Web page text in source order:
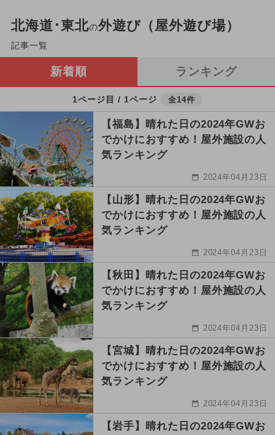
北海道･東北の外遊び（屋外遊び場）
記事一覧
新着順 ランキング
1ページ目 / 1ページ 全14件
【福島】晴れた日の2024年GWお
でかけにおすすめ！屋外施設の人
気ランキング
2024年04月23日
【山形】晴れた日の2024年GWお
でかけにおすすめ！屋外施設の人
気ランキング
2024年04月23日
【秋田】晴れた日の2024年GWお
でかけにおすすめ！屋外施設の人
気ランキング
2024年04月23日
【宮城】晴れた日の2024年GWお
でかけにおすすめ！屋外施設の人
気ランキング
2024年04月23日
【岩手】晴れた日の2024年GWお